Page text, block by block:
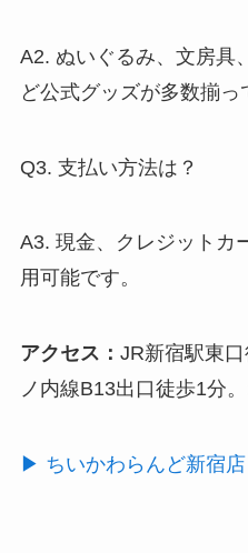
A2. ぬいぐるみ、文房具
ど公式グッズが多数揃っ
Q3. 支払い方法は？
A3. 現金、クレジットカ
用可能です。
アクセス： JR新宿駅東
ノ内線B13出口徒歩1分
▶︎ ちいかわらんど新宿